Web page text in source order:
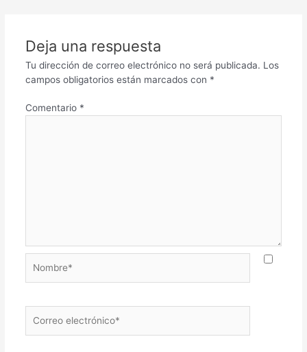
Deja una respuesta
Tu dirección de correo electrónico no será publicada. Los
campos obligatorios están marcados con *
Comentario *
electrónico*